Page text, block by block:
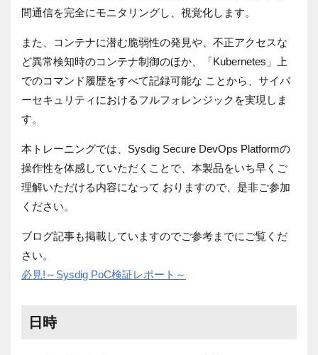
間通信を完全にモニタリングし、視覚化します。
また、コンテナに潜む脆弱性の発見や、不正アクセスな
ど異常検知時のコンテナ制御のほか、「Kubernetes」上
でのコマンド履歴をすべて記録可能な ことから、サイバ
ーセキュリティにおけるフルフォレンジックを実現しま
す。
本トレーニングでは、Sysdig Secure DevOps Platformの
操作性を体感していただくことで、本製品をいち早くご
理解いただける内容になって おりますので、是非ご参加
ください。
ブログ記事も掲載していますのでご参考までにご覧くだ
さい。
必見!～Sysdig PoC検証レポート～
日時